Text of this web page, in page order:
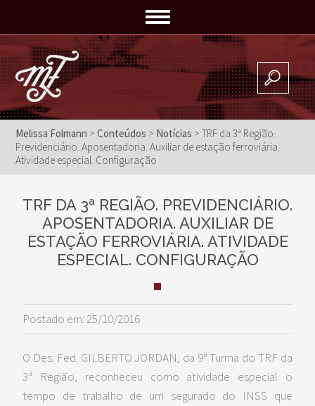
Melissa Folmann >Conteúdos > Notícias >TRF da 3ª Região.
Previdenciário. Aposentadoria. Auxiliar de estação ferroviária.
Atividade especial. Configuração
TRF DA 3ª REGIÃO. PREVIDENCIÁRIO.
APOSENTADORIA. AUXILIAR DE
ESTAÇÃO FERROVIÁRIA. ATIVIDADE
ESPECIAL. CONFIGURAÇÃO
Postado em: 25/10/2016
O Des. Fed. GILBERTO JORDAN, da 9ª Turma do TRF da
3ª Região, reconheceu como atividade especial o
tempo de trabalho de um segurado do INSS que